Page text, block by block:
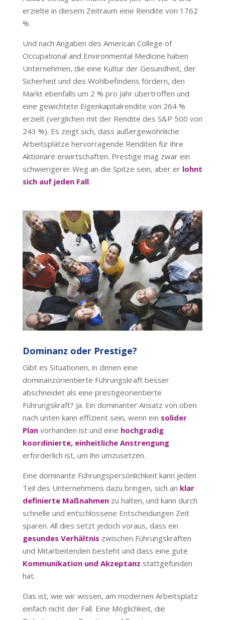
erzielte in diesem Zeitraum eine Rendite von 1762
%.
Und nach Angaben des American College of
Occupational and Environmental Medicine haben
Unternehmen, die eine Kultur der Gesundheit, der
Sicherheit und des Wohlbefindens fördern, den
Markt ebenfalls um 2 % pro Jahr übertroffen und
eine gewichtete Eigenkapitalrendite von 264 %
erzielt (verglichen mit der Rendite des S&P 500 von
243 %). Es zeigt sich, dass außergewöhnliche
Arbeitsplätze hervorragende Renditen für ihre
Aktionäre erwirtschaften. Prestige mag zwar ein
schwierigerer Weg an die Spitze sein, aber er lohnt
sich auf jeden Fall.
Dominanz oder Prestige?
Gibt es Situationen, in denen eine
dominanzorientierte Führungskraft besser
abschneidet als eine prestigeorientierte
Führungskraft? Ja. Ein dominanter Ansatz von oben
nach unten kann effizient sein, wenn ein solider
Planvorhanden ist und eine hochgradig
koordinierte, einheitliche Anstrengung
erforderlich ist, um ihn umzusetzen.
Eine dominante Führungspersönlichkeit kann jeden
Teil des Unternehmens dazu bringen, sich an klar
definierte Maßnahmenzu halten, und kann durch
schnelle und entschlossene Entscheidungen Zeit
sparen. All dies setzt jedoch voraus, dass ein
gesundes Verhältnis zwischen Führungskräften
und Mitarbeitenden besteht und dass eine gute
Kommunikation und Akzeptanz stattgefunden
hat.
Das ist, wie wir wissen, am modernen Arbeitsplatz
einfach nicht der Fall. Eine Möglichkeit, die